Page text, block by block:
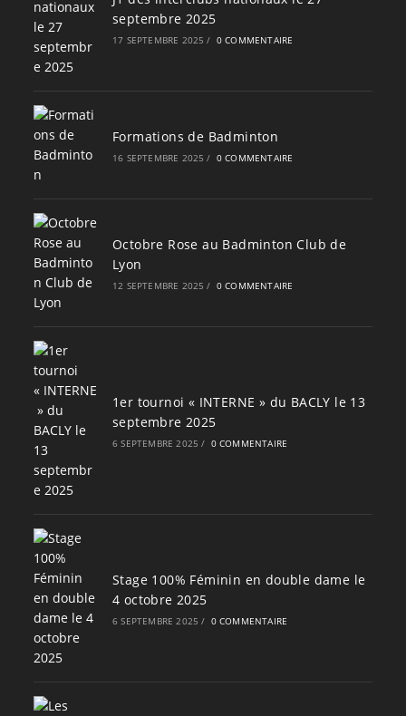
septembre 2025
17 SEPTEMBRE 2025 / 0 COMMENTAIRE
Formations de Badminton
16 SEPTEMBRE 2025 / 0 COMMENTAIRE
Octobre Rose au Badminton Club de
Lyon
12 SEPTEMBRE 2025 / 0 COMMENTAIRE
1er tournoi « INTERNE » du BACLY le 13
septembre 2025
6 SEPTEMBRE 2025 / 0 COMMENTAIRE
Stage 100% Féminin en double dame le
4 octobre 2025
6 SEPTEMBRE 2025 / 0 COMMENTAIRE